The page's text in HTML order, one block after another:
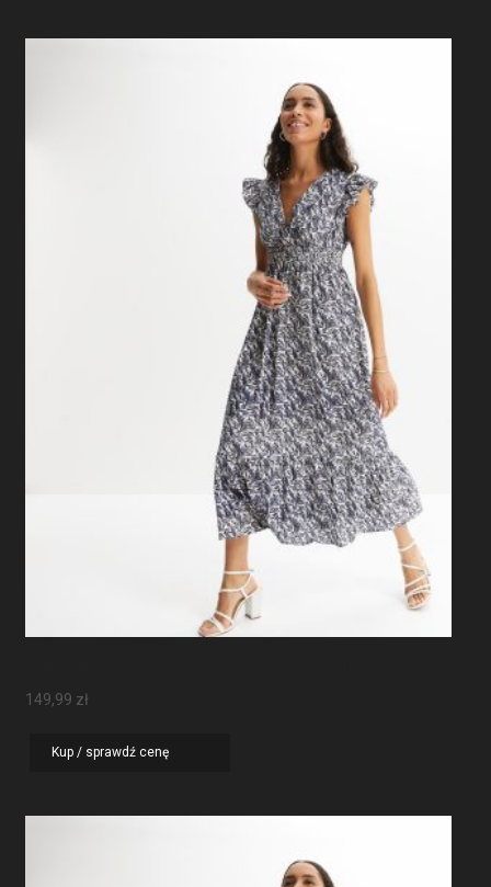
149,99 zł
Kup / sprawdź cenę